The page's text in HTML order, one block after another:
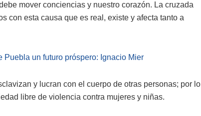
mover conciencias y nuestro corazón. La cruzada
con esta causa que es real, existe y afecta tanto a
Puebla un futuro próspero: Ignacio Mier
y lucran con el cuerpo de otras personas; por lo
libre de violencia contra mujeres y niñas.